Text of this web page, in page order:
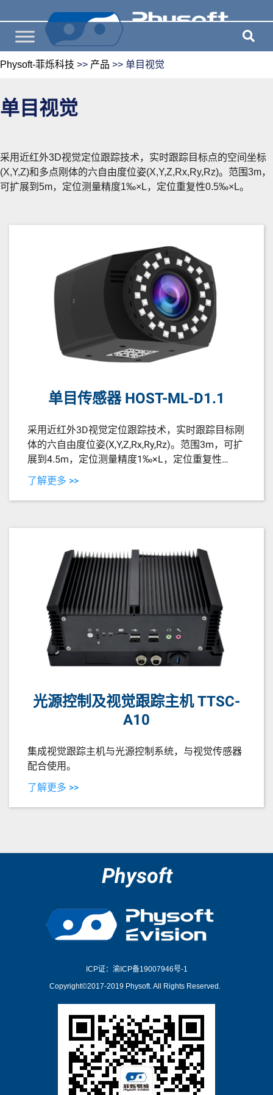
Physoft-菲烁科技 >> 产品 >> 单目视觉
单目视觉
采用近红外3D视觉定位跟踪技术，实时跟踪目标点的空间坐标
(X,Y,Z)和多点刚体的六自由度位姿(X,Y,Z,Rx,Ry,Rz)。范围3m，
可扩展到5m，定位测量精度1‰×L，定位重复性0.5‰×L。
单目传感器 HOST-ML-D1.1
采用近红外3D视觉定位跟踪技术，实时跟踪目标刚
体的六自由度位姿(X,Y,Z,Rx,Ry,Rz)。范围3m，可扩
展到4.5m，定位测量精度1‰×L，定位重复性
0.5‰×L。
了解更多 >>
光源控制及视觉跟踪主机 TTSC-
A10
集成视觉跟踪主机与光源控制系统，与视觉传感器
配合使用。
了解更多 >>
Physoft
ICP证：渝ICP备19007946号-1
Copyright©2017-2019 Physoft. All Rights Reserved.